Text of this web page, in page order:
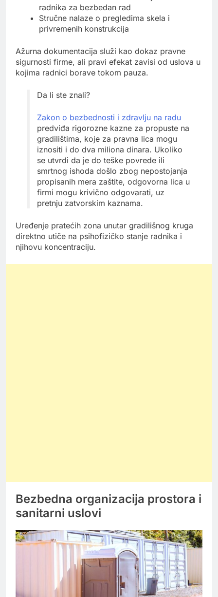
radnika za bezbedan rad
Stručne nalaze o pregledima skela i
privremenih konstrukcija
Ažurna dokumentacija služi kao dokaz pravne
sigurnosti firme, ali pravi efekat zavisi od uslova u
kojima radnici borave tokom pauza.
Da li ste znali?
Zakon o bezbednosti i zdravlju na radu
predviđa rigorozne kazne za propuste na
gradilištima, koje za pravna lica mogu
iznositi i do dva miliona dinara. Ukoliko
se utvrdi da je do teške povrede ili
smrtnog ishoda došlo zbog nepostojanja
propisanih mera zaštite, odgovorna lica u
firmi mogu krivično odgovarati, uz
pretnju zatvorskim kaznama.
Uređenje pratećih zona unutar gradilišnog kruga
direktno utiče na psihofizičko stanje radnika i
njihovu koncentraciju.
Bezbedna organizacija prostora i
sanitarni uslovi